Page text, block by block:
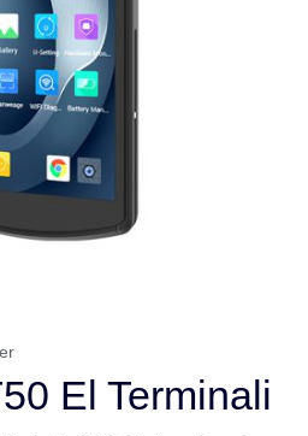
El Terminali